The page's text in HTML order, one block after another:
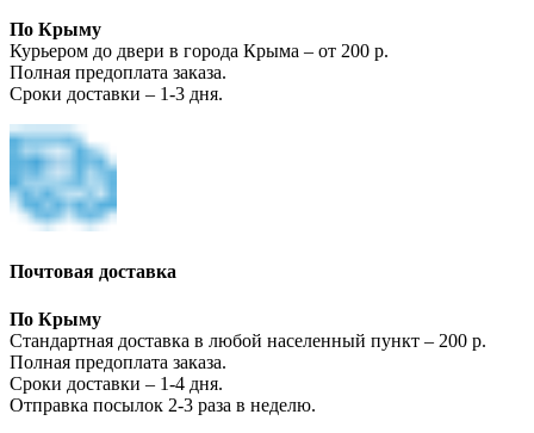
По Крыму
Курьером до двери в города Крыма – от 200 р.
Полная предоплата заказа.
Сроки доставки – 1-3 дня.
Почтовая доставка
По Крыму
Стандартная доставка в любой населенный пункт – 200 р.
Полная предоплата заказа.
Сроки доставки – 1-4 дня.
Отправка посылок 2-3 раза в неделю.